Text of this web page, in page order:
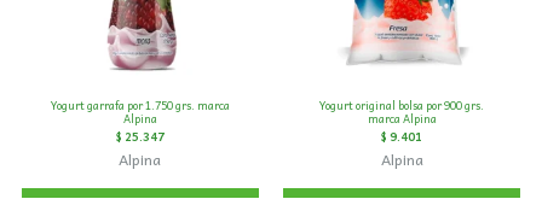
Yogurt garrafa por 1.750 grs. marca
Alpina
$ 25.347
Alpina
Yogurt original bolsa por 900 grs.
marca Alpina
$ 9.401
Alpina